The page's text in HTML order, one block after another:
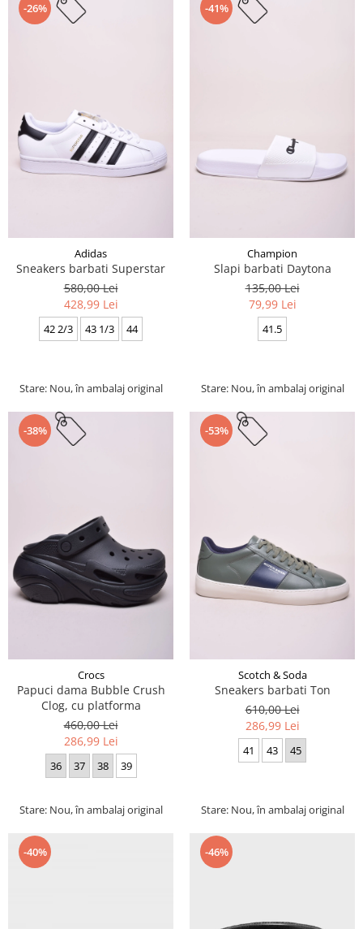
-26%
Adidas
Sneakers barbati Superstar
580,00 Lei
428,99 Lei
42 2/3 43 1/3 44
Stare: Nou, în ambalaj original
-41%
Champion
Slapi barbati Daytona
135,00 Lei
79,99 Lei
41.5
Stare: Nou, în ambalaj original
-38%
Crocs
Papuci dama Bubble Crush
Clog, cu platforma
460,00 Lei
286,99 Lei
36 37 38 39
Stare: Nou, în ambalaj original
-53%
Scotch & Soda
Sneakers barbati Ton
610,00 Lei
286,99 Lei
41 43 45
Stare: Nou, în ambalaj original
-40% -46%